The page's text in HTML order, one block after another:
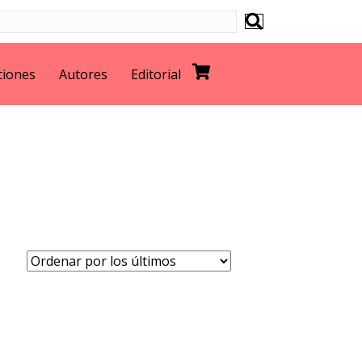
Autores Editorial